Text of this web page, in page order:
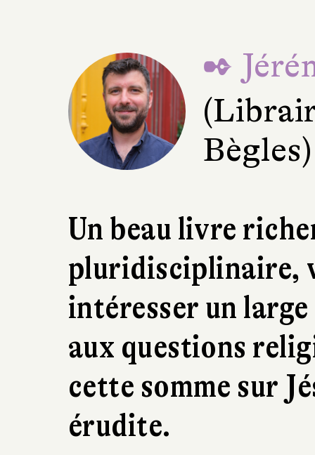
✒
Bègles)
Un beau livre
pluridisciplinaire,
intéresser un
aux questions
cette somme sur
érudite.